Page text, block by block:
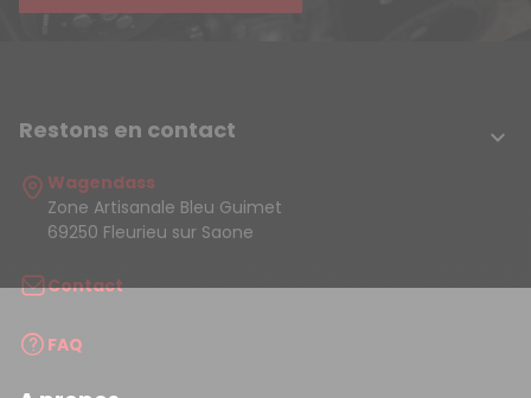
Restons en contact 
Wagendass
Zone Artisanale Bleu Guimet
69250 Fleurieu sur Saone
Contact
FAQ